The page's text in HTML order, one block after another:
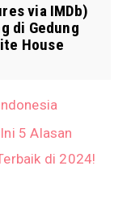
via IMDb)
di Gedung
House
5 Alasan
di 2024!